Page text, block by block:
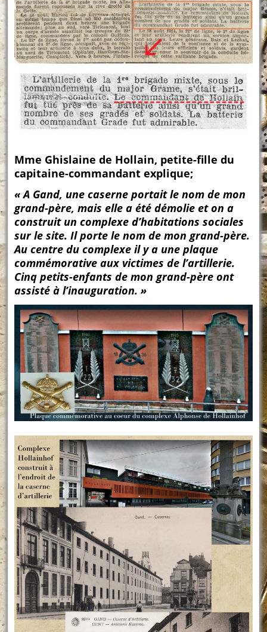
Mme Ghislaine de Hollain, petite-fille du
capitaine-commandant explique;
« A Gand, une caserne portait le nom de mon
grand-père, mais elle a été démolie et on a
construit un complexe d’habitations sociales
sur le site. Il porte le nom de mon grand-père.
Au centre du complexe il y a une plaque
commémorative aux victimes de l’artillerie.
Cinq petits-enfants de mon grand-père ont
assisté à l’inauguration. »